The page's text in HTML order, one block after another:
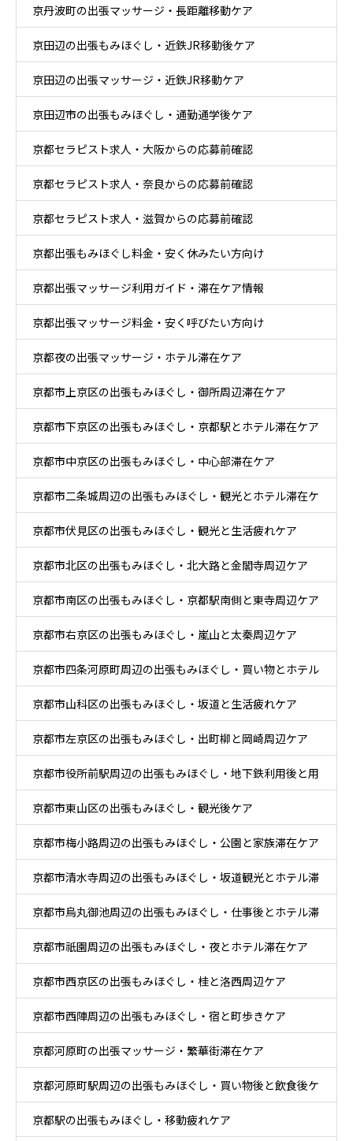
京丹波町の出張マッサージ・長距離移動ケア
京田辺の出張もみほぐし・近鉄JR移動後ケア
京田辺の出張マッサージ・近鉄JR移動ケア
京田辺市の出張もみほぐし・通勤通学後ケア
京都セラピスト求人・大阪からの応募前確認
京都セラピスト求人・奈良からの応募前確認
京都セラピスト求人・滋賀からの応募前確認
京都出張もみほぐし料金・安く休みたい方向け
京都出張マッサージ利用ガイド・滞在ケア情報
京都出張マッサージ料金・安く呼びたい方向け
京都夜の出張マッサージ・ホテル滞在ケア
京都市上京区の出張もみほぐし・御所周辺滞在ケア
京都市下京区の出張もみほぐし・京都駅とホテル滞在ケア
京都市中京区の出張もみほぐし・中心部滞在ケア
京都市二条城周辺の出張もみほぐし・観光とホテル滞在ケ
ア
京都市伏見区の出張もみほぐし・観光と生活疲れケア
京都市北区の出張もみほぐし・北大路と金閣寺周辺ケア
京都市南区の出張もみほぐし・京都駅南側と東寺周辺ケア
京都市右京区の出張もみほぐし・嵐山と太秦周辺ケア
京都市四条河原町周辺の出張もみほぐし・買い物とホテル
滞在ケア
京都市山科区の出張もみほぐし・坂道と生活疲れケア
京都市左京区の出張もみほぐし・出町柳と岡崎周辺ケア
京都市役所前駅周辺の出張もみほぐし・地下鉄利用後と用
事後ケア
京都市東山区の出張もみほぐし・観光後ケア
京都市梅小路周辺の出張もみほぐし・公園と家族滞在ケア
京都市清水寺周辺の出張もみほぐし・坂道観光とホテル滞
在ケア
京都市烏丸御池周辺の出張もみほぐし・仕事後とホテル滞
在ケア
京都市祇園周辺の出張もみほぐし・夜とホテル滞在ケア
京都市西京区の出張もみほぐし・桂と洛西周辺ケア
京都市西陣周辺の出張もみほぐし・宿と町歩きケア
京都河原町の出張マッサージ・繁華街滞在ケア
京都河原町駅周辺の出張もみほぐし・買い物後と飲食後ケ
ア
京都駅の出張もみほぐし・移動疲れケア